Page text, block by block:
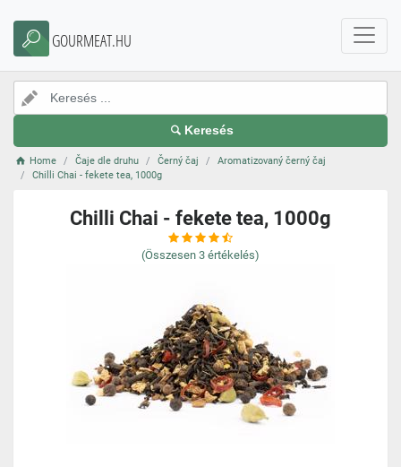
GOURMEAT.HU
Keresés
Home Čaje dle druhu Černý čaj
Aromatizovaný černý čaj
Chilli Chai - fekete tea, 1000g
Chilli Chai - fekete tea, 1000g
(Összesen 3 értékelés)